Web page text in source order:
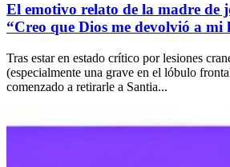
El emotivo relato de la madre de
“Creo que Dios me devolvió a mi
Tras estar en estado crítico por lesiones
(especialmente una grave en el lóbulo
comenzado a retirarle a Santia...